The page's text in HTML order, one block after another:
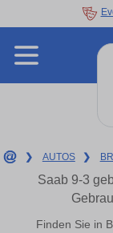
❯ AUTOS ❯
Saab 9-3
Finden Sie in